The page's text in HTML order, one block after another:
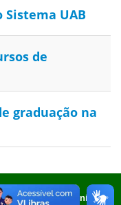
Sistema UAB
de
graduação na
Comunicação